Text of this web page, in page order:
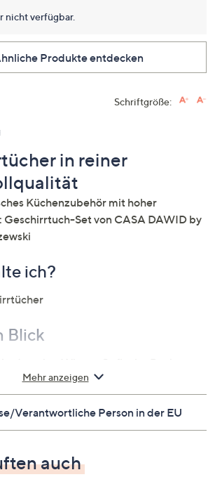
nicht verfügbar.
Produkte entdecken
Schriftgröße:
in reiner
Küchenzubehör mit hoher
Geschirrtuch-Set von CASA DAWID by
ich?
Blick
Print)
uni
Aufhänger
cremeweiß
Mehr anzeigen
Verantwortliche Person in der EU
auch